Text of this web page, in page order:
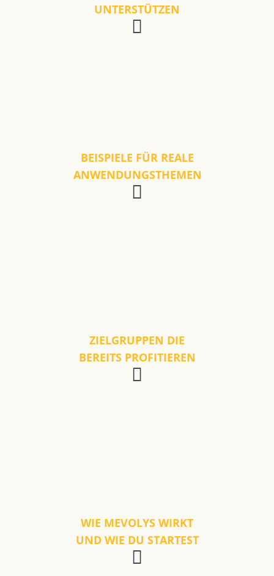
UNTERSTÜTZEN
BEISPIELE FÜR REALE
ANWENDUNGSTHEMEN
ZIELGRUPPEN DIE
BEREITS PROFITIEREN
WIE MEVOLYS WIRKT
UND WIE DU STARTEST